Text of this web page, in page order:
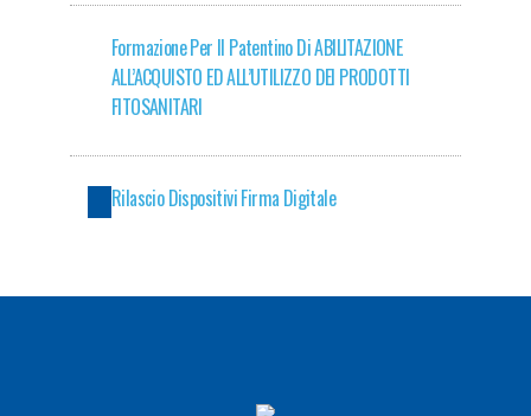
Formazione Per Il Patentino Di ABILITAZIONE
ALL’ACQUISTO ED ALL’UTILIZZO DEI PRODOTTI
FITOSANITARI
Rilascio Dispositivi Firma Digitale